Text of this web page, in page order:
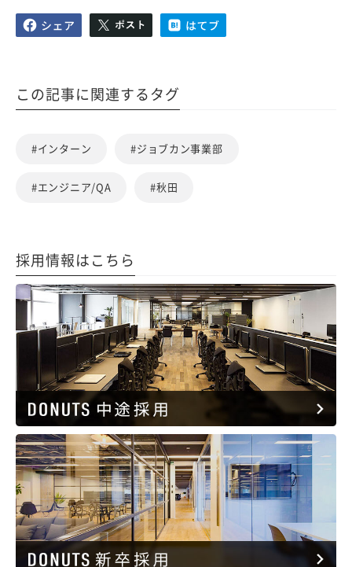
この記事に関連するタグ
#インターン #ジョブカン事業部
#エンジニア/QA #秋田
採用情報はこちら